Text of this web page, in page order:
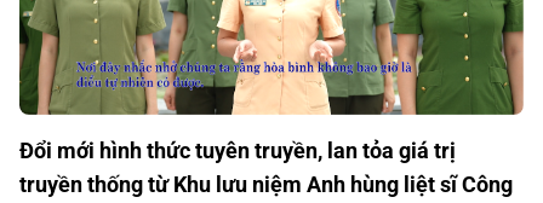
Đổi mới hình thức tuyên truyền, lan tỏa giá trị
truyền thống từ Khu lưu niệm Anh hùng liệt sĩ Công